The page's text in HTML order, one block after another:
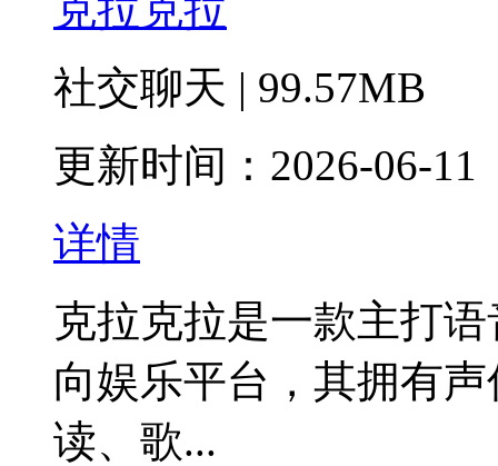
社交聊天 | 99.57MB
更新时间：2026-06-11
详情
克拉克拉是一款主打
向娱乐平台，其拥有
读、歌...